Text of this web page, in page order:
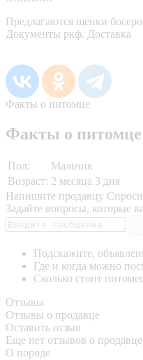
Предлагаются щенки
Документы ркф. Доставка
Факты о питомце
Факты о питомце
Пол:
Мальчик
Возраст: 2 месяца 3 дня
Напишите продавцу
Задайте вопросы, которые
Подскажите,
Где и когда можно
Сколько стоит
Отзывы
Отзывы о продавце
Оставить отзыв
Еще нет отзывов о
О породе